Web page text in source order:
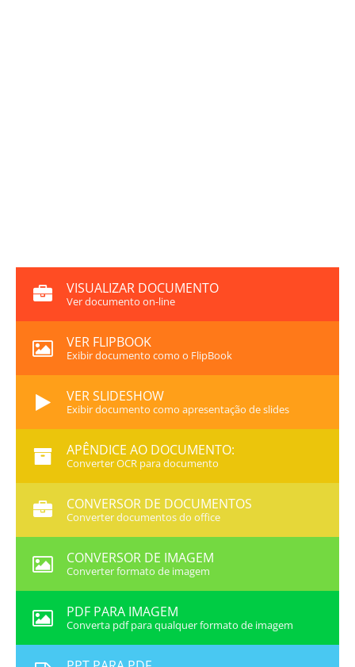
VISUALIZAR DOCUMENTO
Ver documento on-line
VER FLIPBOOK
Exibir documento como o FlipBook
VER SLIDESHOW
Exibir documento como apresentação de slides
APÊNDICE AO DOCUMENTO:
Converter OCR para documento
CONVERSOR DE DOCUMENTOS
Converter documentos do office
CONVERSOR DE IMAGEM
Converter formato de imagem
PDF PARA IMAGEM
Converta pdf para qualquer formato de imagem